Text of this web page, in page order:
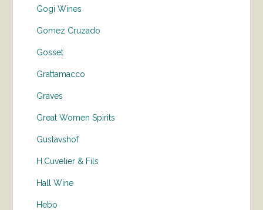
Gogi Wines
Gomez Cruzado
Gosset
Grattamacco
Graves
Great Women Spirits
Gustavshof
H.Cuvelier & Fils
Hall Wine
Hebo